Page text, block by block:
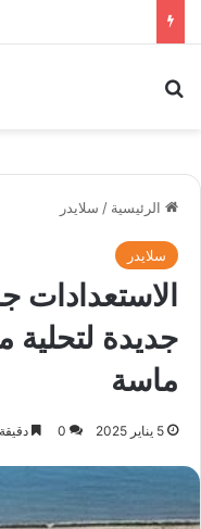
الرئيسية / سلايدر
سلايدر
الاستعدادات
جديدة
ماسة
5 يناير 2025 0